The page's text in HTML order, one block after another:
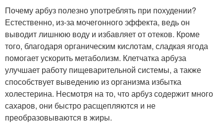
Почему арбуз полезно употреблять при похудении?
Естественно, из-за мочегонного эффекта, ведь он
выводит лишнюю воду и избавляет от отеков. Кроме
того, благодаря органическим кислотам, сладкая ягода
помогает ускорить метаболизм. Клетчатка арбуза
улучшает работу пищеварительной системы, а также
способствует выведению из организма избытка
холестерина. Несмотря на то, что арбуз содержит много
сахаров, они быстро расщепляются и не
преобразовываются в жиры.